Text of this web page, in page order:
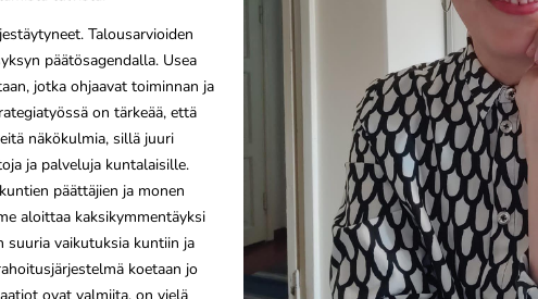
Talousarvioiden
päätösagendalla. Usea
jotka ohjaavat toiminnan ja
on tärkeää, että
näkökulmia, sillä juuri
ja palveluja kuntalaisille.
päättäjien ja monen
aloittaa kaksikymmentäyksi
suuria vaikutuksia kuntiin ja
koetaan jo